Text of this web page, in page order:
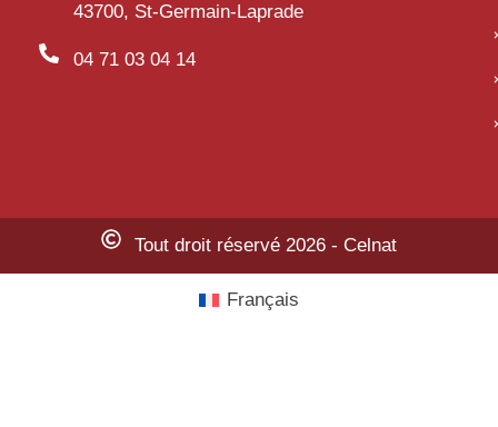
43700, St-Germain-Laprade
04 71 03 04 14
Tout droit réservé 2026 - Celnat
Français